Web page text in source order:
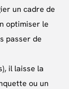
un cadre de
optimiser le
passer de
il laisse la
ou un